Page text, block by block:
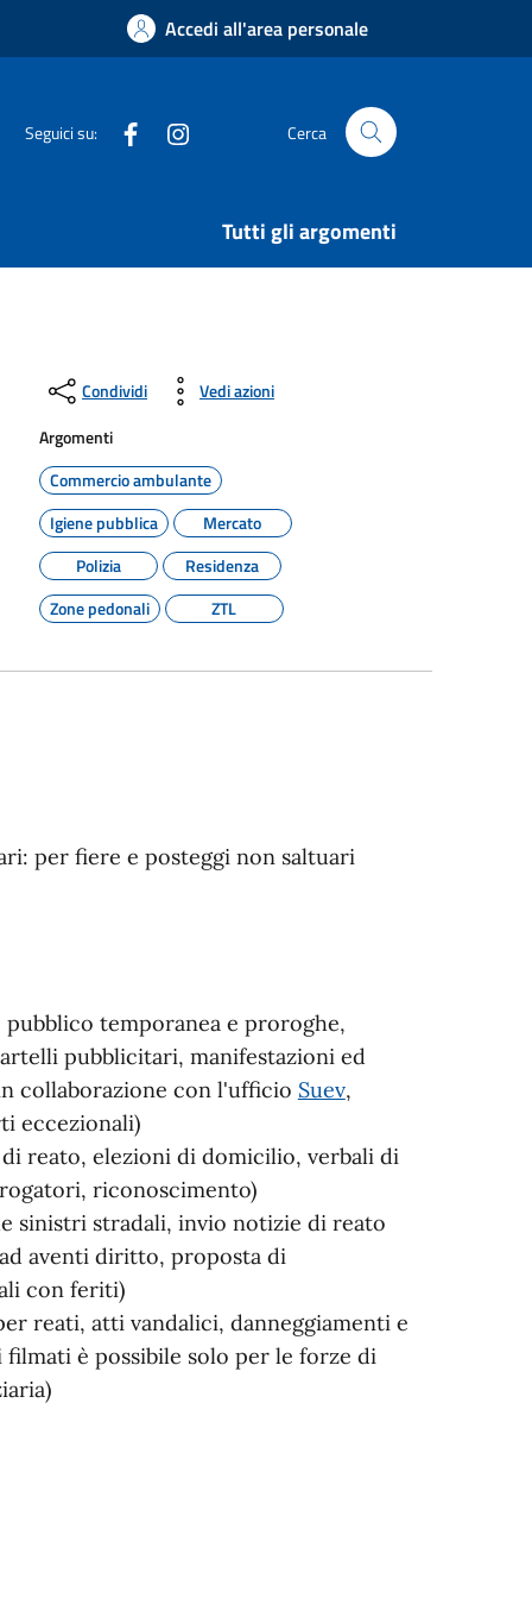
Accedi all'area personale
Seguici su: Facebook Cerca
Tutti gli argomenti
Condividi
Vedi azioni
Argomenti
Commercio ambulante
Igiene pubblica
Mercato
Polizia
Residenza
Zone pedonali
ZTL
per fiere e posteggi non saltuari
temporanea e proroghe,
pubblicitari, manifestazioni ed
collaborazione con l'ufficio Suev,
eccezionali)
reato, elezioni di domicilio, verbali di
riconoscimento)
sinistri stradali, invio notizie di reato
aventi diritto, proposta di
con feriti)
reati, atti vandalici, danneggiamenti e
è possibile solo per le forze di